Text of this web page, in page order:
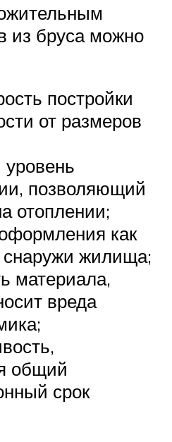
из бруса можно
постройки
от размеров
позволяющий
отоплении;
как
снаружи жилища;
материала,
вреда
общий
срок